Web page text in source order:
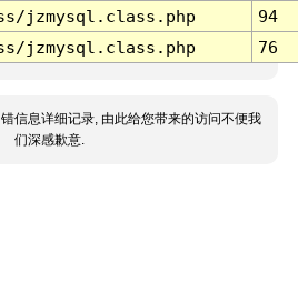
jzmysql.class.php
94
jzmysql.class.php 76
信息详细记录, 由此给您带来的访问不便我
们深感歉意.